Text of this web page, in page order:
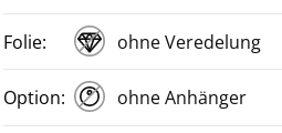
ohne Veredelung
ohne Anhänger